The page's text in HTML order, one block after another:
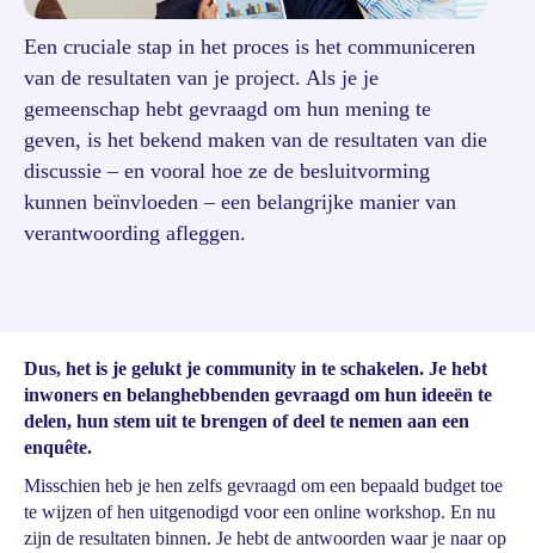
Een cruciale stap in het proces is het communiceren
van de resultaten van je project. Als je je
gemeenschap hebt gevraagd om hun mening te
geven, is het bekend maken van de resultaten van die
discussie – en vooral hoe ze de besluitvorming
kunnen beïnvloeden – een belangrijke manier van
verantwoording afleggen.
Dus, het is je gelukt je community in te schakelen. Je hebt
inwoners en belanghebbenden gevraagd om hun ideeën te
delen, hun stem uit te brengen of deel te nemen aan een
enquête.
Misschien heb je hen zelfs gevraagd om een bepaald budget toe
te wijzen of hen uitgenodigd voor een online workshop. En nu
zijn de resultaten binnen. Je hebt de antwoorden waar je naar op